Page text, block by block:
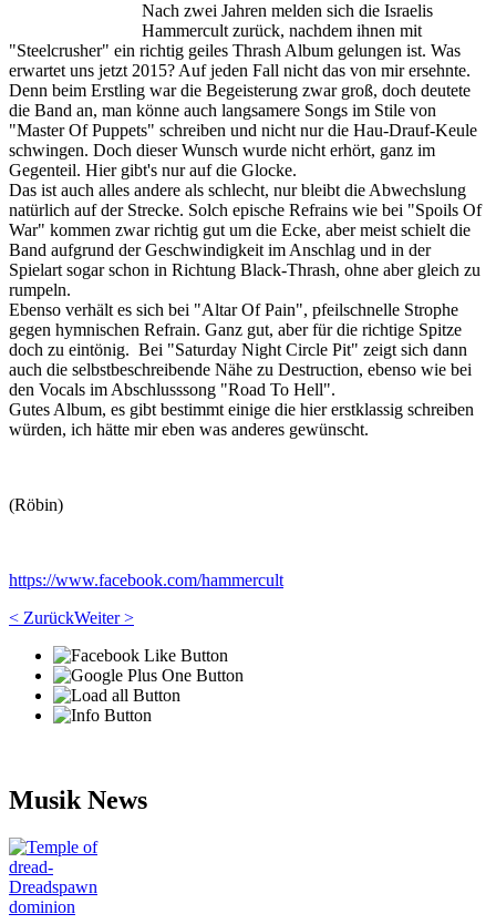
Nach zwei Jahren melden sich die Israelis
Hammercult zurück, nachdem ihnen mit
"Steelcrusher" ein richtig geiles Thrash Album gelungen ist. Was
erwartet uns jetzt 2015? Auf jeden Fall nicht das von mir ersehnte.
Denn beim Erstling war die Begeisterung zwar groß, doch deutete
die Band an, man könne auch langsamere Songs im Stile von
"Master Of Puppets" schreiben und nicht nur die Hau-Drauf-Keule
schwingen. Doch dieser Wunsch wurde nicht erhört, ganz im
Gegenteil. Hier gibt's nur auf die Glocke.
Das ist auch alles andere als schlecht, nur bleibt die Abwechslung
natürlich auf der Strecke. Solch epische Refrains wie bei "Spoils Of
War" kommen zwar richtig gut um die Ecke, aber meist schielt die
Band aufgrund der Geschwindigkeit im Anschlag und in der
Spielart sogar schon in Richtung Black-Thrash, ohne aber gleich zu
rumpeln.
Ebenso verhält es sich bei "Altar Of Pain", pfeilschnelle Strophe
gegen hymnischen Refrain. Ganz gut, aber für die richtige Spitze
doch zu eintönig. Bei "Saturday Night Circle Pit" zeigt sich dann
auch die selbstbeschreibende Nähe zu Destruction, ebenso wie bei
den Vocals im Abschlusssong "Road To Hell".
Gutes Album, es gibt bestimmt einige die hier erstklassig schreiben
würden, ich hätte mir eben was anderes gewünscht.
(Röbin)
https://www.facebook.com/hammercult
< ZurückWeiter >
Musik News